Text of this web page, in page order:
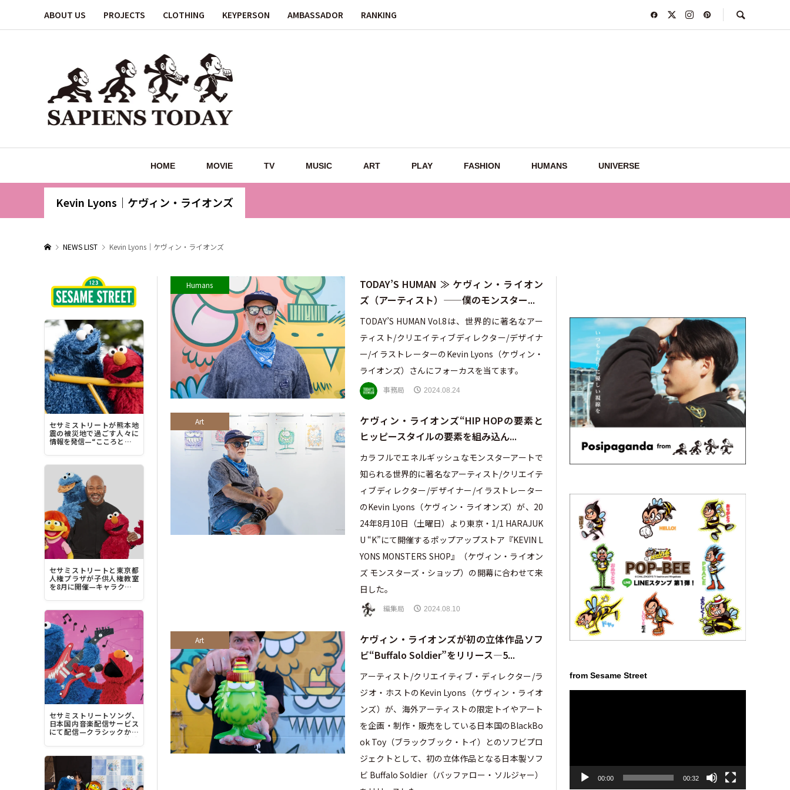
ABOUT US PROJECTS CLOTHING KEYPERSON AMBASSADOR RANKING
HOME MOVIE TV MUSIC ART PLAY FASHION HUMANS UNIVERSE
Kevin Lyons｜ケヴィン・ライオンズ
NEWS LIST Kevin Lyons｜ケヴィン・ライオンズ
Humans
TODAY’S HUMAN ≫ ケヴィン・ライオン
ズ（アーティスト）——僕のモンスター...
TODAY’S HUMAN Vol.8は、世界的に著名なアー
ティスト/クリエイティブディレクター/デザイナ
ー/イラストレーターのKevin Lyons（ケヴィン・
ライオンズ）さんにフォーカスを当てます。
事務局 2024.08.24
Art
ケヴィン・ライオンズ“HIP HOPの要素と
ヒッピースタイルの要素を組み込ん...
カラフルでエネルギッシュなモンスターアートで
知られる世界的に著名なアーティスト/クリエイテ
ィブディレクター/デザイナー/イラストレーター
のKevin Lyons（ケヴィン・ライオンズ）が、20
24年8月10日（土曜日）より東京・1/1 HARAJUK
U “K”にて開催するポップアップストア『KEVIN L
YONS MONSTERS SHOP』（ケヴィン・ライオン
ズ モンスターズ・ショップ）の開幕に合わせて来
日した。
編集局 2024.08.10
Art
ケヴィン・ライオンズが初の立体作品ソフ
ビ“Buffalo Soldier”をリリース—5...
アーティスト/クリエイティブ・ディレクター/ラ
ジオ・ホストのKevin Lyons（ケヴィン・ライオ
ンズ）が、海外アーティストの限定トイやアート
を企画・制作・販売をしている日本国のBlackBo
ok Toy（ブラックブック・トイ）とのソフビプロ
ジェクトとして、初の立体作品となる日本製ソフ
ビ Buffalo Soldier（バッファロー・ソルジャー）
from Sesame Street
00:00 00:32
セサミストリートが熊本地
震の被災地で過ごす人々に
情報を発信—“こころとから
中してみてください”
セサミストリートと東京都
人権プラザが子供人権教室
を8月に開催—キャラクター
リー・ミッチェル来日へ
セサミストリートソング、
日本国内音楽配信サービス
にて配信—クラシックから
豪華アーティストとの共演
曲、最新曲まで1200曲超